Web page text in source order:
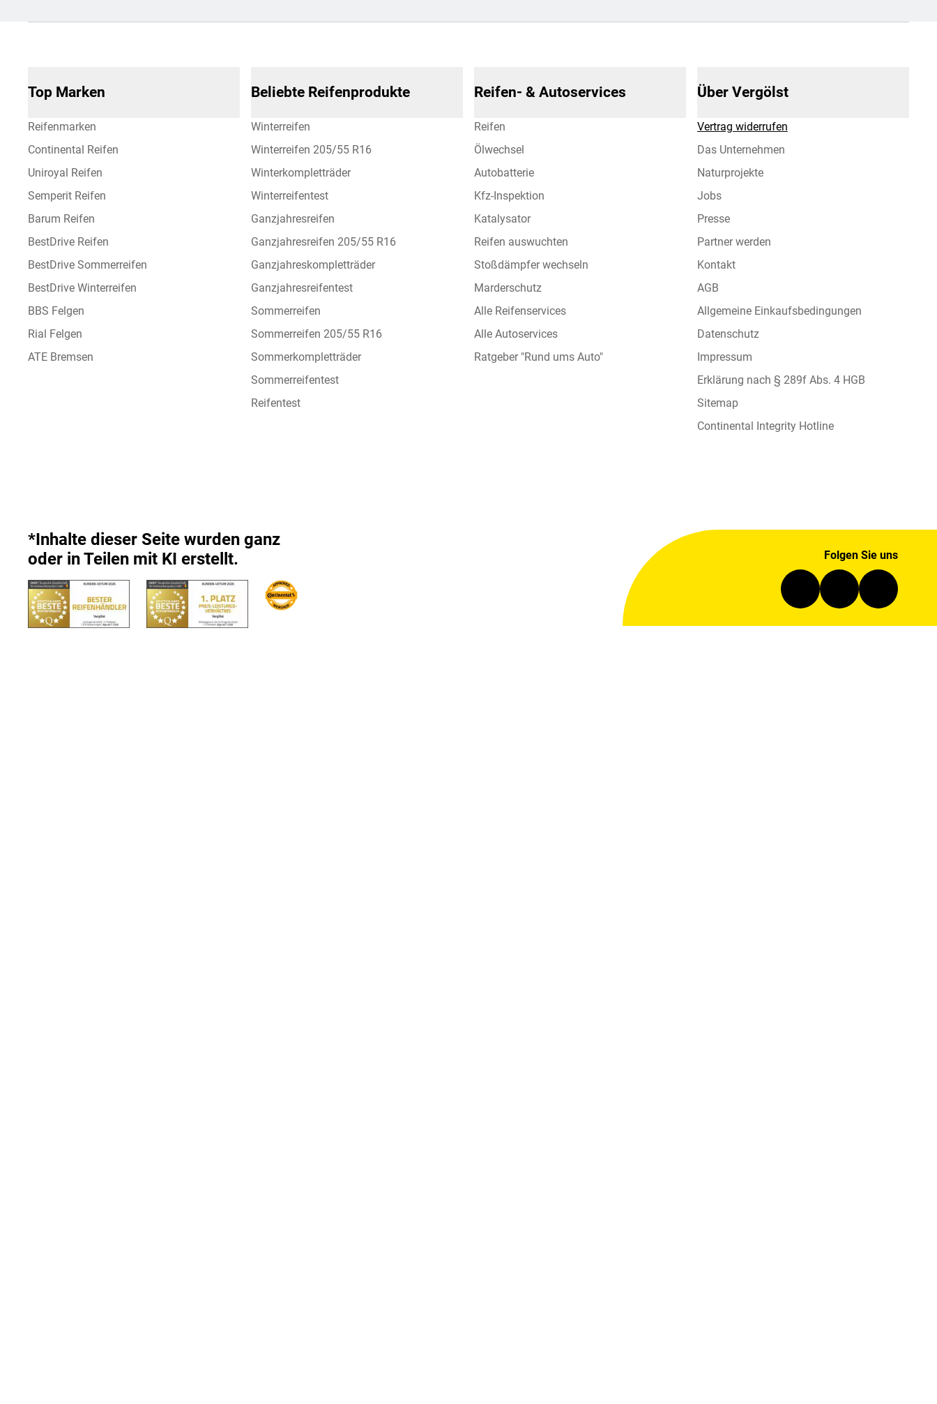
Top Marken
Reifenmarken
Continental Reifen
Uniroyal Reifen
Semperit Reifen
Barum Reifen
BestDrive Reifen
BestDrive Sommerreifen
BestDrive Winterreifen
BBS Felgen
Rial Felgen
ATE Bremsen
Beliebte Reifenprodukte
Winterreifen
Winterreifen 205/55 R16
Winterkompletträder
Winterreifentest
Ganzjahresreifen
Ganzjahresreifen 205/55 R16
Ganzjahreskompletträder
Ganzjahresreifentest
Sommerreifen
Sommerreifen 205/55 R16
Sommerkompletträder
Sommerreifentest
Reifentest
Reifen- & Autoservices
Reifen
Ölwechsel
Autobatterie
Kfz-Inspektion
Katalysator
Reifen auswuchten
Stoßdämpfer wechseln
Marderschutz
Alle Reifenservices
Alle Autoservices
Ratgeber "Rund ums Auto"
Über Vergölst
Vertrag widerrufen
Das Unternehmen
Naturprojekte
Jobs
Presse
Partner werden
Kontakt
AGB
Allgemeine Einkaufsbedingungen
Datenschutz
Impressum
Erklärung nach § 289f Abs. 4 HGB
Sitemap
Continental Integrity Hotline
*Inhalte dieser Seite wurden ganz
oder in Teilen mit KI erstellt.
Folgen Sie uns